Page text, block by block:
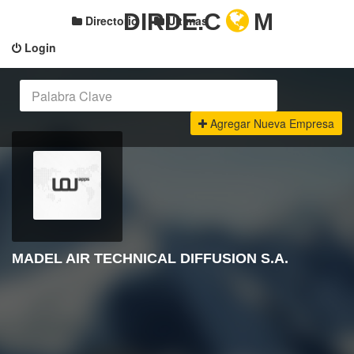
Login
Directorio Últimas
DIRDE.C M
Agregar Nueva Empresa
MADEL AIR TECHNICAL DIFFUSION S.A.